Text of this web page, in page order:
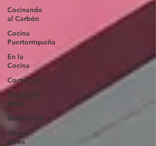
Cocinando
al Carbón
Cocina
Puertorriqueña
En la
Cocina
Cocteleria
Chargriller
Grills
Masterbuilt
Qbon
News